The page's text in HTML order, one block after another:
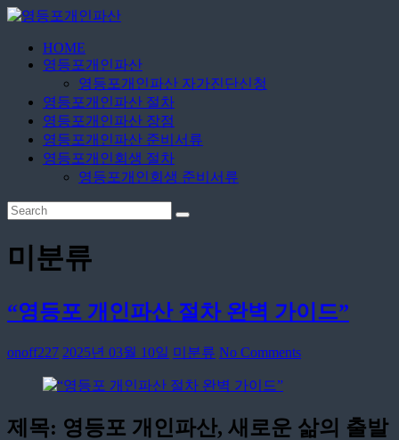
Skip
content
료
상
신
청
HOME
영등포개인파산
영등포개인파산 자가진단신청
영등포개인파산 절차
영등포개인파산 장점
영등포개인파산 준비서류
영등포개인회생 절차
영등포개인회생 준비서류
미분류
“영등포 개인파산 절차 완벽 가이드”
onoff227 2025년 03월 10일 미분류 No Comments
제목: 영등포 개인파산, 새로운 삶의 출발